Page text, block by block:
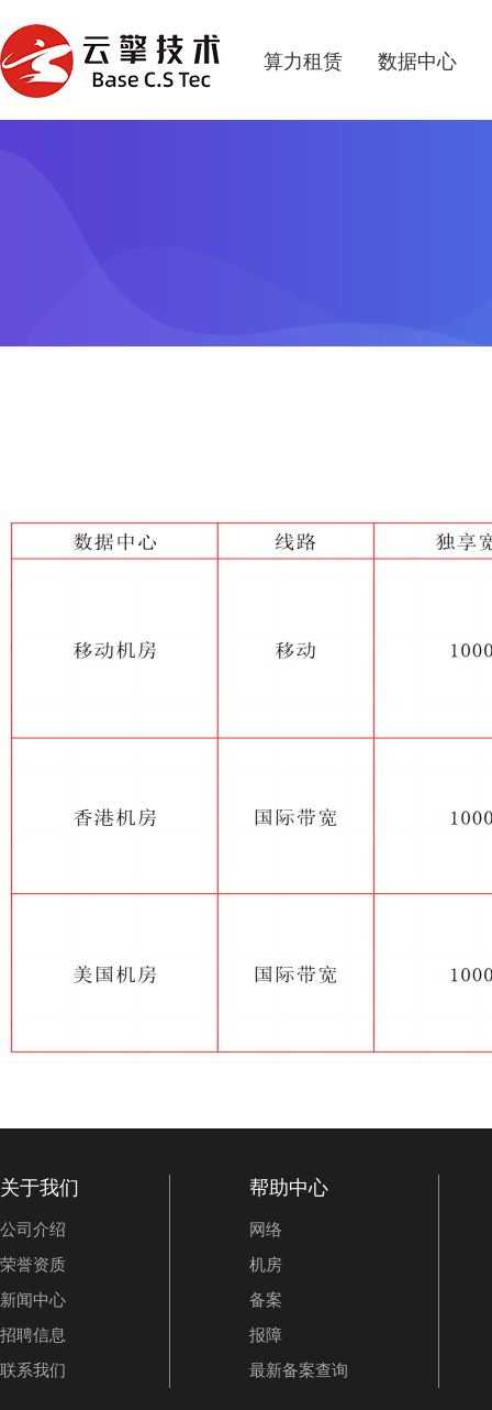
算力租赁 数据中心
关于我们
公司介绍
荣誉资质
新闻中心
招聘信息
联系我们
帮助中心
网络
机房
备案
报障
最新备案查询